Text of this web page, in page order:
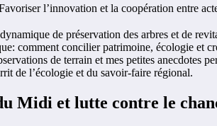
l’innovation et la coopération entre
de préservation des arbres et de
comment concilier patrimoine, écologie et
de terrain et mes petites anecdotes
de l’écologie et du savoir-faire régional.
Midi et lutte contre le